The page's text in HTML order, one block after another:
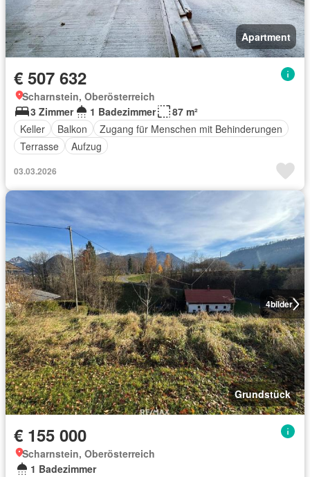
Apartment
€ 507 632
Scharnstein, Oberösterreich
3 Zimmer
1 Badezimmer
87 m²
Keller
Balkon
Zugang für Menschen mit Behinderungen
Terrasse
Aufzug
03.03.2026
4bilder
Grundstück
€ 155 000
Scharnstein, Oberösterreich
1 Badezimmer